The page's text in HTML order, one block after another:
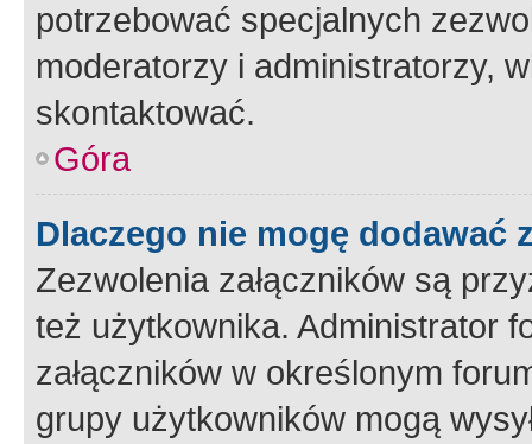
potrzebować specjalnych
moderatorzy i administratorzy,
skontaktować.
Góra
Dlaczego nie mogę dodawać
Zezwolenia załączników są
też użytkownika. Administrator
załączników w określonym
grupy użytkowników mogą